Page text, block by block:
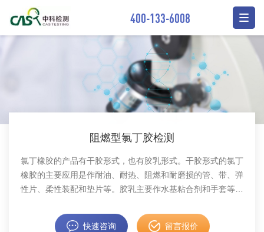
400-133-6008
阻燃型氯丁胶检测
氯丁橡胶的产品有干胶形式，也有胶乳形式。干胶形式的氯丁
橡胶的主要应用是作耐油、耐热、阻燃和耐磨损的管、带、弹
性片、柔性装配和垫片等。胶乳主要作水基粘合剂和手套等胶
务，具备CMA资质认证。
快速咨询
留言报价